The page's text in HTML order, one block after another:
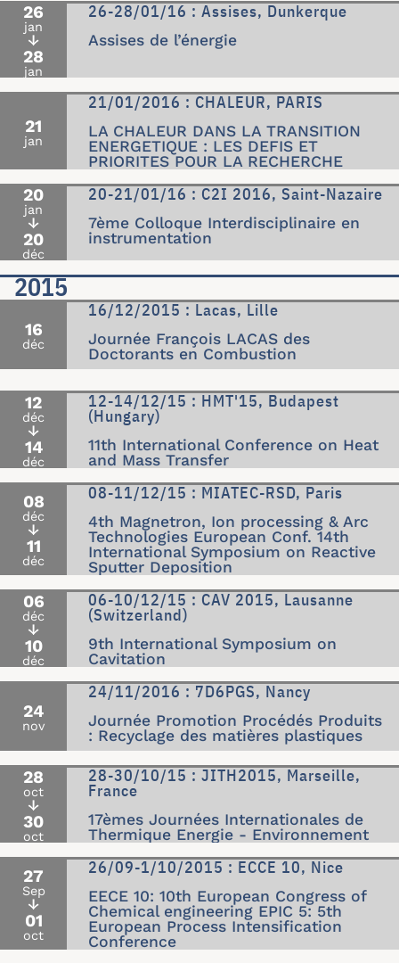
26
jan
↓
28
jan
26-28/01/16 : Assises, Dunkerque
Assises de l’énergie
21
jan
21/01/2016 : CHALEUR, PARIS
LA CHALEUR DANS LA TRANSITION
ENERGETIQUE : LES DEFIS ET
PRIORITES POUR LA RECHERCHE
20
jan
↓
20
déc
20-21/01/16 : C2I 2016, Saint-Nazaire
7ème Colloque Interdisciplinaire en
instrumentation
2015
16
déc
16/12/2015 : Lacas, Lille
Journée François LACAS des
Doctorants en Combustion
12
déc
↓
14
déc
12-14/12/15 : HMT'15, Budapest
(Hungary)
11th International Conference on Heat
and Mass Transfer
08
déc
↓
11
déc
08-11/12/15 : MIATEC-RSD, Paris
4th Magnetron, Ion processing & Arc
Technologies European Conf. 14th
International Symposium on Reactive
Sputter Deposition
06
déc
↓
10
déc
06-10/12/15 : CAV 2015, Lausanne
(Switzerland)
9th International Symposium on
Cavitation
24
nov
24/11/2016 : 7D6PGS, Nancy
Journée Promotion Procédés Produits
: Recyclage des matières plastiques
28
oct
↓
30
oct
28-30/10/15 : JITH2015, Marseille,
France
17èmes Journées Internationales de
Thermique Energie - Environnement
27
Sep
↓
01
oct
26/09-1/10/2015 : ECCE 10, Nice
EECE 10: 10th European Congress of
Chemical engineering EPIC 5: 5th
European Process Intensification
Conference